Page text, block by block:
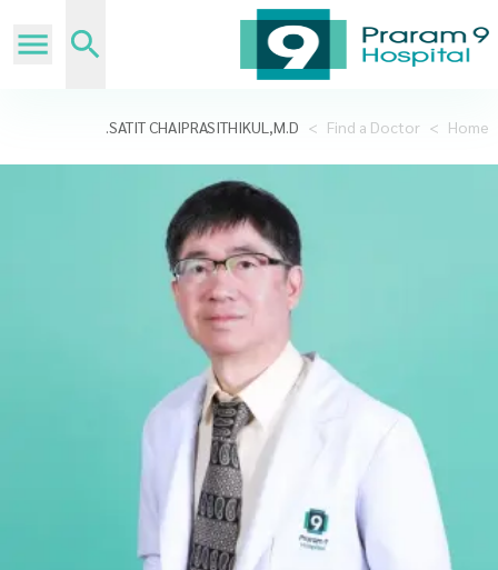
Home
>
Find a Doctor
>
SATIT CHAIPRASITHIKUL,M.D.